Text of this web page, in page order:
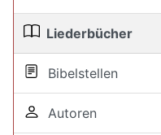
Liederbücher
Bibelstellen
Autoren